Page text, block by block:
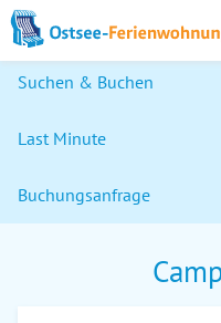
Suchen & Buchen
Last Minute
Buchungsanfrage